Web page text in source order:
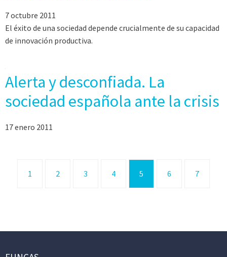
7 octubre 2011
El éxito de una sociedad depende crucialmente de su capacidad
de innovación productiva.
Alerta y desconfiada. La
sociedad española ante la crisis
17 enero 2011
1 2 3 4 5 6 7